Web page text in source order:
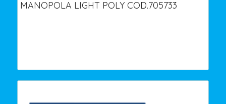
MANOPOLA LIGHT POLY COD.705733